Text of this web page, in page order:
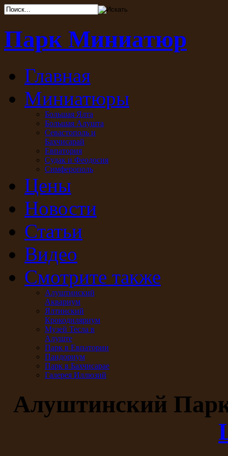
Парк Миниатюр
Главная
Миниатюры
Большая Ялта
Большая Алушта
Севастополь и
Бахчисарай
Евпатория
Судак и Феодосия
Симферополь
Цены
Новости
Статьи
Видео
Смотрите также
Алуштинский
Аквариум
Ялтинский
Крокодиляриум
Музей Тесла в
Алуште
Парк в Евпатории
Пандориум
Парк в Бахчисарае
Галерея Иллюзий
Алуштинский